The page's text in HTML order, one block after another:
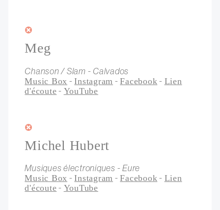
Meg
Chanson / Slam - Calvados
Music Box - Instagram -Facebook - Lien
d'écoute - YouTube
Michel Hubert
Musiques électroniques - Eure
Music Box - Instagram -Facebook - Lien
d'écoute - YouTube